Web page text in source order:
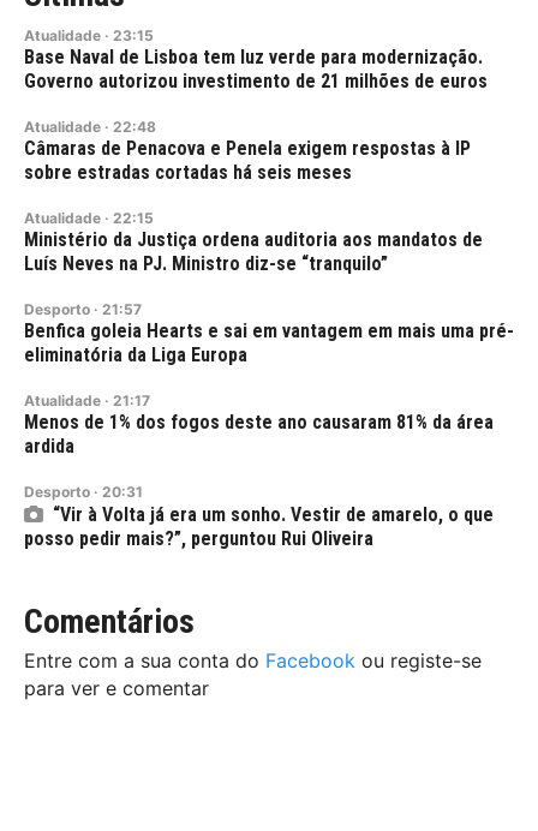
Atualidade · 23:15
Base Naval de Lisboa tem luz verde para modernização.
Governo autorizou investimento de 21 milhões de euros
Atualidade · 22:48
Câmaras de Penacova e Penela exigem respostas à IP
sobre estradas cortadas há seis meses
Atualidade · 22:15
Ministério da Justiça ordena auditoria aos mandatos de
Luís Neves na PJ. Ministro diz-se “tranquilo”
Desporto · 21:57
Benfica goleia Hearts e sai em vantagem em mais uma pré-
eliminatória da Liga Europa
Atualidade · 21:17
Menos de 1% dos fogos deste ano causaram 81% da área
ardida
Desporto · 20:31
“Vir à Volta já era um sonho. Vestir de amarelo, o que
posso pedir mais?”, perguntou Rui Oliveira
Comentários
Entre com a sua conta do Facebook ou registe-se
para ver e comentar